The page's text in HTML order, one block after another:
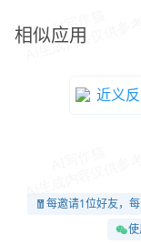
相似应用
近义
🧧每邀请1位好友，